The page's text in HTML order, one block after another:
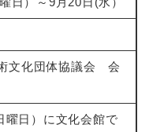
文化団体協議会 会
曜日）に文化会館で